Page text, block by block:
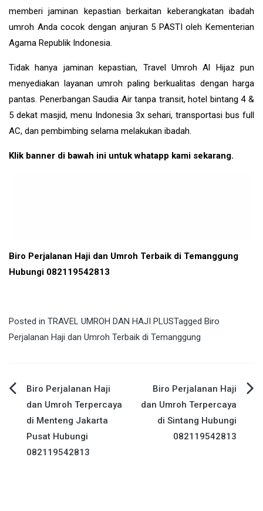
memberi jaminan kepastian berkaitan keberangkatan ibadah
umroh Anda cocok dengan anjuran 5 PASTI oleh Kementerian
Agama Republik Indonesia.
Tidak hanya jaminan kepastian, Travel Umroh Al Hijaz pun
menyediakan layanan umroh paling berkualitas dengan harga
pantas. Penerbangan Saudia Air tanpa transit, hotel bintang 4 &
5 dekat masjid, menu Indonesia 3x sehari, transportasi bus full
AC, dan pembimbing selama melakukan ibadah.
Klik banner di bawah ini untuk whatapp kami sekarang.
Biro Perjalanan Haji dan Umroh Terbaik di Temanggung
Hubungi 082119542813
Posted in TRAVEL UMROH DAN HAJI PLUSTagged Biro
Perjalanan Haji dan Umroh Terbaik di Temanggung
Post
navigation
Biro Perjalanan Haji
dan Umroh Terpercaya
di Menteng Jakarta
Pusat Hubungi
082119542813
Biro Perjalanan Haji
dan Umroh Terpercaya
di Sintang Hubungi
082119542813